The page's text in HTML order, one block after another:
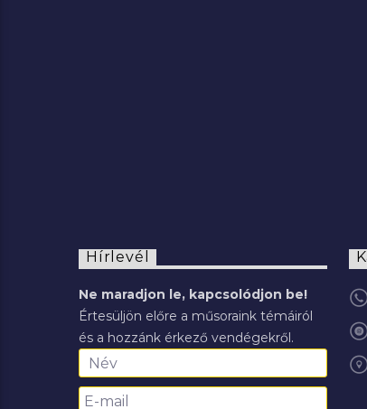
Hírlevél
Ne maradjon le, kapcsolódjon be!
Értesüljön előre a műsoraink témáiról
és a hozzánk érkező vendégekről.